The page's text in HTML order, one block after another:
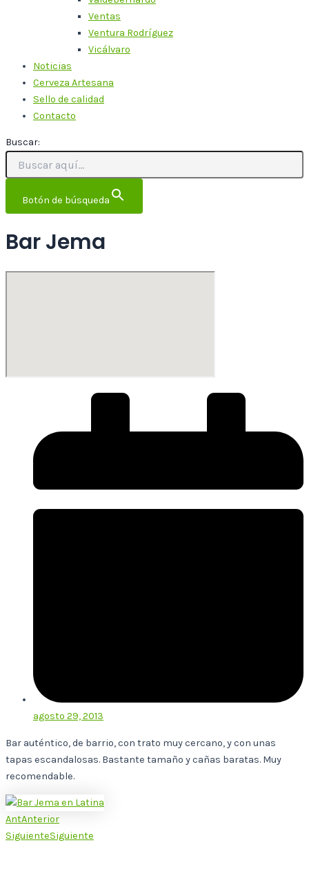
Ventas
Ventura Rodríguez
Vicálvaro
Noticias
Cerveza Artesana
Sello de calidad
Contacto
Buscar:
Botón de búsqueda
Bar Jema
agosto 29, 2013
Bar auténtico, de barrio, con trato muy cercano, y con unas
tapas escandalosas. Bastante tamaño y cañas baratas. Muy
recomendable.
AntAnterior
SiguienteSiguiente